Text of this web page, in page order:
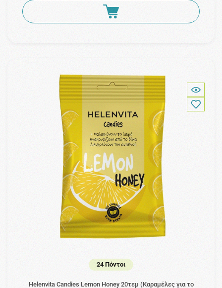
24 Πόντοι
Helenvita Candies Lemon Honey 20τεμ (Καραμέλες για το